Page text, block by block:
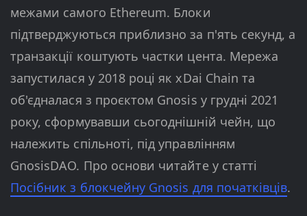
межами самого Ethereum. Блоки
підтверджуються приблизно за п'ять секунд, а
транзакції коштують частки цента. Мережа
запустилася у 2018 році як xDai Chain та
об'єдналася з проєктом Gnosis у грудні 2021
року, сформувавши сьогоднішній чейн, що
належить спільноті, під управлінням
GnosisDAO. Про основи читайте у статті
Посібник з блокчейну Gnosis для початківців.